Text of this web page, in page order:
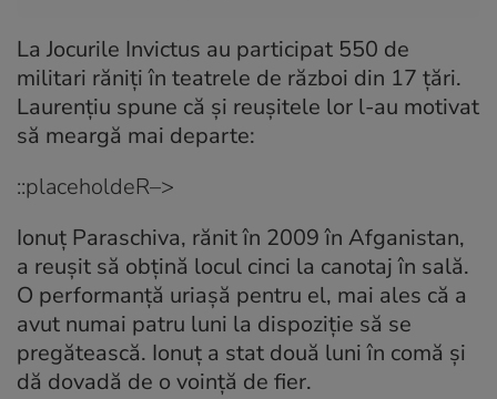
La Jocurile Invictus au participat 550 de
militari răniți în teatrele de război din 17 țări.
Laurențiu spune că și reușitele lor l-au motivat
să meargă mai departe:
::placeholdeR–>
Ionuț Paraschiva, rănit în 2009 în Afganistan,
a reușit să obțină locul cinci la canotaj în sală.
O performanță uriașă pentru el, mai ales că a
avut numai patru luni la dispoziție să se
pregătească. Ionuț a stat două luni în comă și
dă dovadă de o voință de fier.